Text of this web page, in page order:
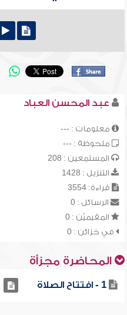
عبد المحسن العباد
معلومات : ---
ملحوظة : ---
المستمعين : 208
التنزيل : 1428
قراءة: 3554
الرسائل : 0
المقيميّن : 0
في خزائن : 0
المحاضرة مجزأة
1 - افتتاح الصلاة